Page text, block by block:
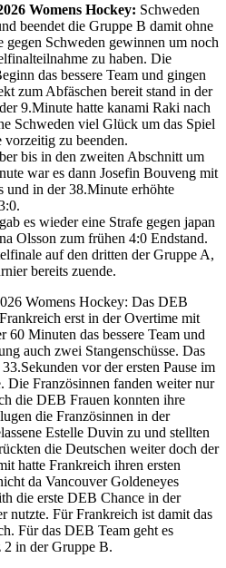
Womens Hockey: Schweden
beendet die Gruppe B damit ohne
gegen Schweden gewinnen um noch
zu haben. Die
das bessere Team und gingen
zum Abfäschen bereit stand in der
9.Minute hatte kanami Raki nach
Schweden viel Glück um das Spiel
zu beenden.
bis in den zweiten Abschnitt um
war es dann Josefin Bouveng mit
und in der 38.Minute erhöhte
es wieder eine Strafe gegen japan
Olsson zum frühen 4:0 Endstand.
auf den dritten der Gruppe A,
bereits zuende.
Womens Hockey: Das DEB
erst in der Overtime mit
60 Minuten das bessere Team und
auch zwei Stangenschüsse. Das
vor der ersten Pause im
Französinnen fanden weiter nur
die DEB Frauen konnten ihre
die Französinnen in der
Estelle Duvin zu und stellten
die Deutschen weiter doch der
hatte Frankreich ihren ersten
da Vancouver Goldeneyes
die erste DEB Chance in der
nutzte. Für Frankreich ist damit das
Für das DEB Team geht es
2 in der Gruppe B.